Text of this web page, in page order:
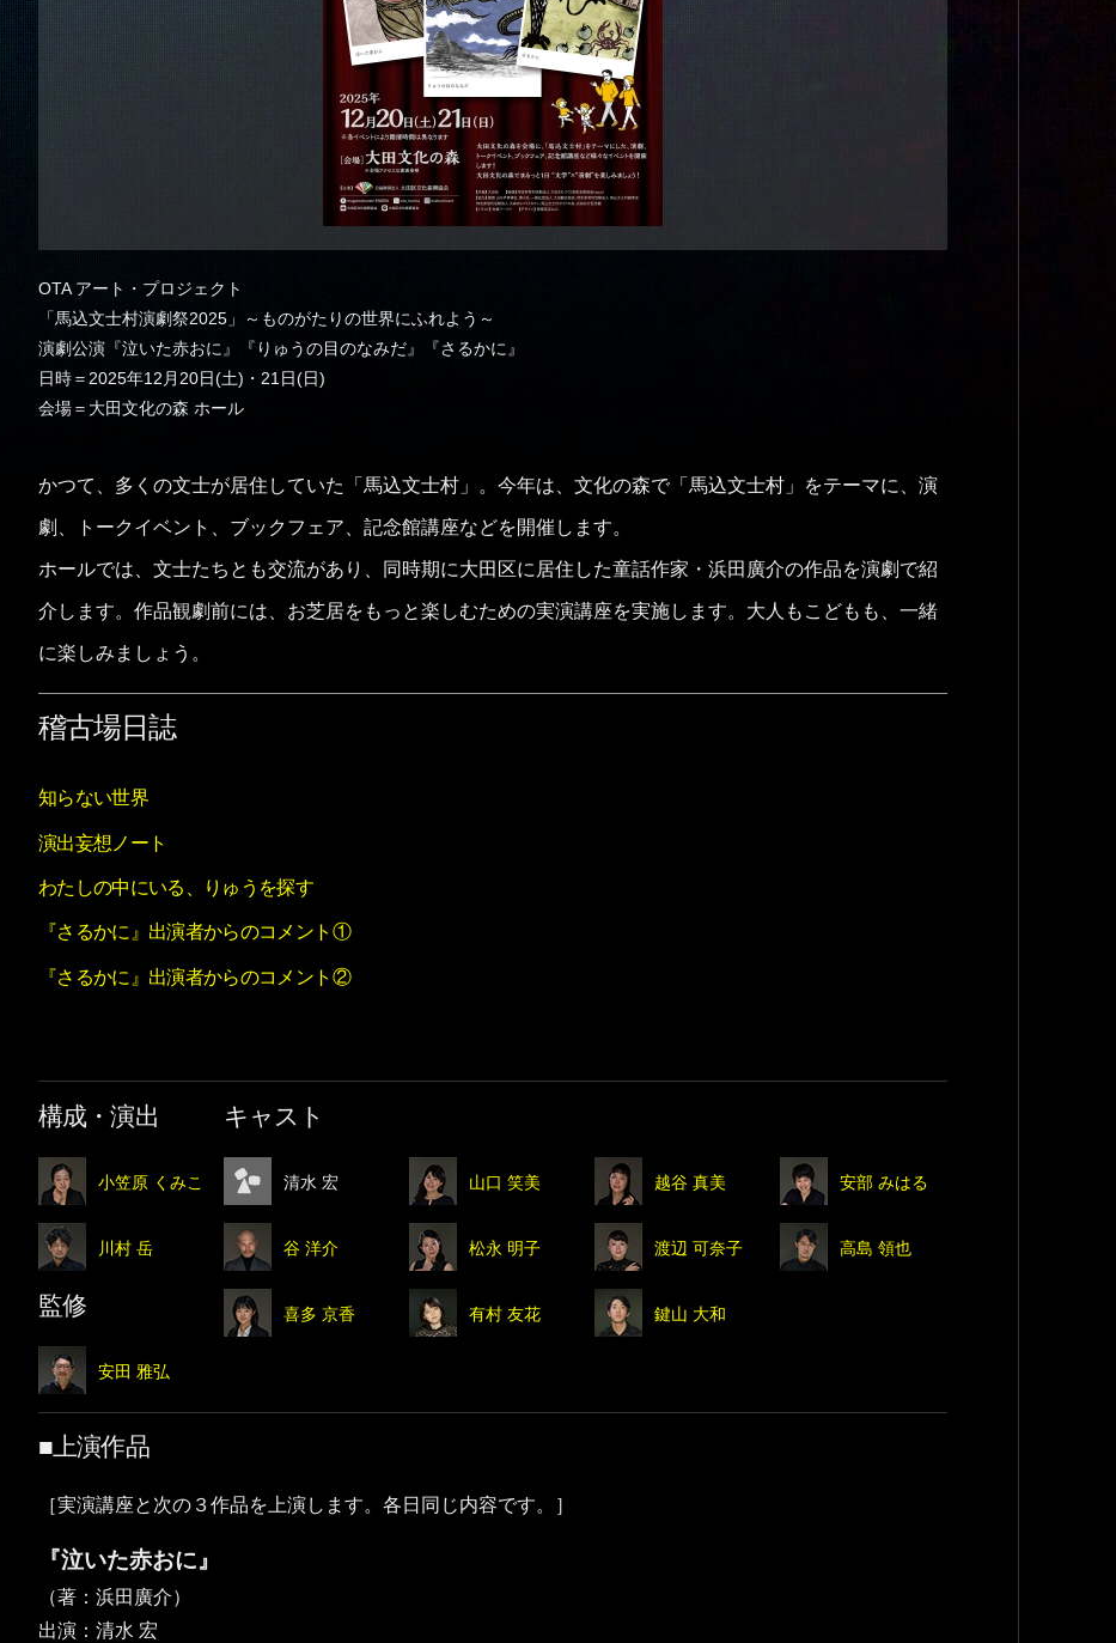
OTA アート・プロジェクト
「馬込文士村演劇祭2025」～ものがたりの世界にふれよう～
演劇公演『泣いた赤おに』『りゅうの目のなみだ』『さるかに』
日時＝2025年12月20日(土)・21日(日)
会場＝大田文化の森 ホール
かつて、多くの文士が居住していた「馬込文士村」。今年は、文化の森で「馬込文士村」をテーマに、演
劇、トークイベント、ブックフェア、記念館講座などを開催します。
ホールでは、文士たちとも交流があり、同時期に大田区に居住した童話作家・浜田廣介の作品を演劇で紹
介します。作品観劇前には、お芝居をもっと楽しむための実演講座を実施します。大人もこどもも、一緒
に楽しみましょう。
稽古場日誌
知らない世界
演出妄想ノート
わたしの中にいる、りゅうを探す
『さるかに』出演者からのコメント①
『さるかに』出演者からのコメント②
構成・演出
小笠原 くみこ
川村 岳
監修
安田 雅弘
キャスト
清水 宏 山口 笑美 越谷 真美 安部 みはる
谷 洋介 松永 明子 渡辺 可奈子 高島 領也
喜多 京香 有村 友花 鍵山 大和
■上演作品
［実演講座と次の３作品を上演します。各日同じ内容です。］
『泣いた赤おに』
（著：浜田廣介）
出演：清水 宏